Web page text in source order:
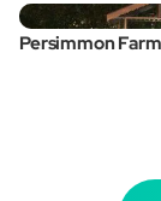
Persimmon